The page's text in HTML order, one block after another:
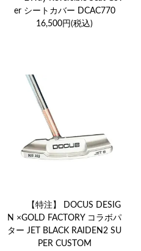
er シートカバー DCAC770
16,500円(税込)
【特注】 DOCUS DESIG
N ×GOLD FACTORY コラボパ
ター JET BLACK RAIDEN2 SU
PER CUSTOM